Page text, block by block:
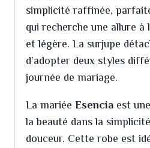
simplicité raffinée,
qui recherche une allure à
et légère. La surjupe
d’adopter deux styles
journée de mariage.
La mariée Esencia est
la beauté dans la
douceur. Cette robe est